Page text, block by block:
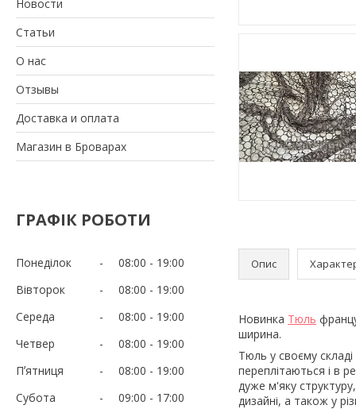
Новости
Статьи
О нас
Отзывы
Доставка и оплата
Магазин в Броварах
ГРАФІК РОБОТИ
Понеділок 08:00
19:00
Вівторок
08:00
19:00
Середа
08:00
19:00
Четвер
08:00
19:00
Пʼятниця
08:00
19:00
Субота
09:00
17:00
Опис
Новинка Тюль
ширина.
Тюль у своєму
переплітаються і в
дуже м'яку
дизайні, а також у